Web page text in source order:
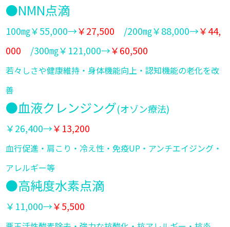
●NMN点滴
100㎎￥55,000→￥27,500 /200㎎￥88,000→￥44,
000 /300㎎￥121,000→￥60,500
若々しさや健康維持・身体機能向上・認知機能の老化を改
善
●血液クレンジング(オゾン療法)
￥26,400→￥13,200
血行促進・肩こり・冷え性・免疫UP・アンチエイジング・
アレルギー等
●高純度水素点滴
￥11,000→￥5,500